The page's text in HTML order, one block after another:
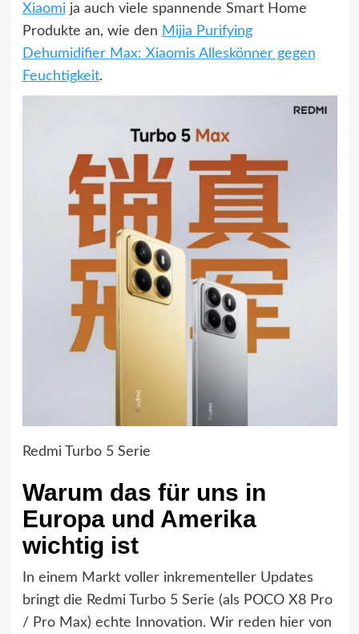
Xiaomija auch viele spannende Smart Home
Produkte an, wie den Mijia Purifying
Dehumidifier Max: Xiaomis Alleskönner gegen
Feuchtigkeit.
Redmi Turbo 5 Serie
Warum das für uns in
Europa und Amerika
wichtig ist
In einem Markt voller inkrementeller Updates
bringt die Redmi Turbo 5 Serie (als POCO X8 Pro
/ Pro Max) echte Innovation. Wir reden hier von